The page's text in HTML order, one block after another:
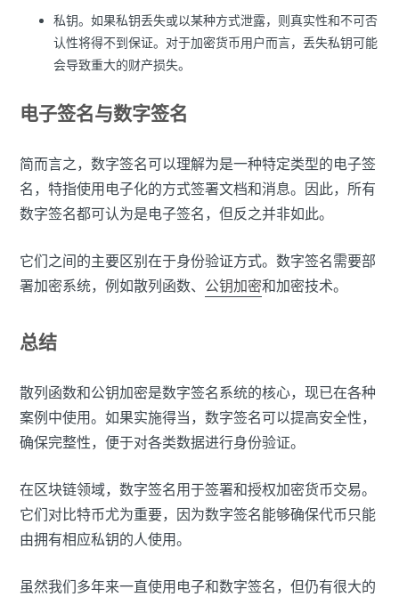
私钥。如果私钥丢失或以某种方式泄露，则真实性和不可否
认性将得不到保证。对于加密货币用户而言，丢失私钥可能
会导致重大的财产损失。
电子签名与数字签名
简而言之，数字签名可以理解为是一种特定类型的电子签
名，特指使用电子化的方式签署文档和消息。因此，所有
数字签名都可认为是电子签名，但反之并非如此。
它们之间的主要区别在于身份验证方式。数字签名需要部
署加密系统，例如散列函数、 公钥加密和加密技术。
总结
散列函数和公钥加密是数字签名系统的核心，现已在各种
案例中使用。如果实施得当，数字签名可以提高安全性，
确保完整性，便于对各类数据进行身份验证。
在区块链领域，数字签名用于签署和授权加密货币交易。
它们对比特币尤为重要，因为数字签名能够确保代币只能
由拥有相应私钥的人使用。
虽然我们多年来一直使用电子和数字签名，但仍有很大的